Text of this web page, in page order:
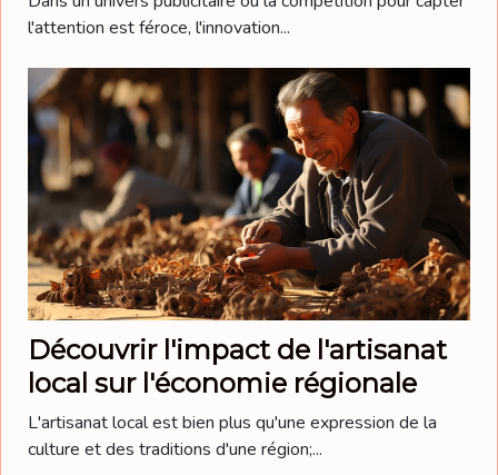
l'attention est féroce, l'innovation...
Découvrir l'impact de l'artisanat
local sur l'économie régionale
L'artisanat local est bien plus qu'une expression de la
culture et des traditions d'une région;...